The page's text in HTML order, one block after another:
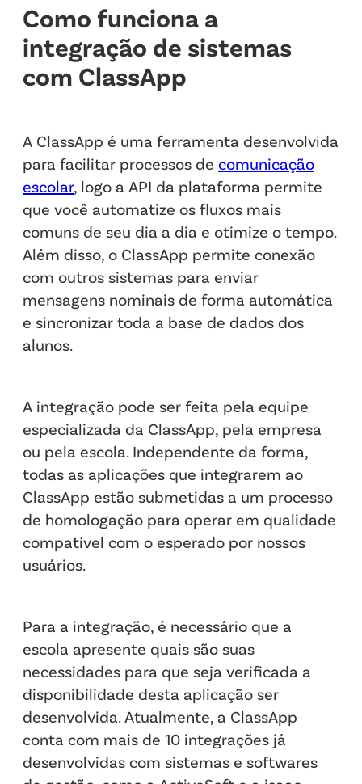
Como funciona a
integração de sistemas
com ClassApp
A ClassApp é uma ferramenta desenvolvida
para facilitar processos de comunicação
escolar, logo a API da plataforma permite
que você automatize os fluxos mais
comuns de seu dia a dia e otimize o tempo.
Além disso, o ClassApp permite conexão
com outros sistemas para enviar
mensagens nominais de forma automática
e sincronizar toda a base de dados dos
alunos.
A integração pode ser feita pela equipe
especializada da ClassApp, pela empresa
ou pela escola. Independente da forma,
todas as aplicações que integrarem ao
ClassApp estão submetidas a um processo
de homologação para operar em qualidade
compatível com o esperado por nossos
usuários.
Para a integração, é necessário que a
escola apresente quais são suas
necessidades para que seja verificada a
disponibilidade desta aplicação ser
desenvolvida. Atualmente, a ClassApp
conta com mais de 10 integrações já
desenvolvidas com sistemas e softwares